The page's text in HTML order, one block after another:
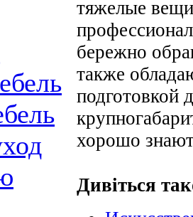
тяжелые
бережно
также
подготовкой
хорошо
Дивіться